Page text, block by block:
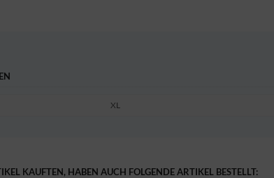
XL
KAUFTEN, HABEN AUCH FOLGENDE ARTIKEL BESTELLT: